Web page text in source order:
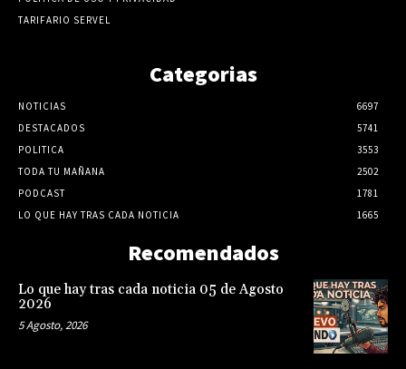
TARIFARIO SERVEL
Categorias
NOTICIAS
6697
DESTACADOS
5741
POLITICA
3553
TODA TU MAÑANA
2502
PODCAST
1781
LO QUE HAY TRAS CADA NOTICIA
1665
Recomendados
Lo que hay tras cada noticia 05 de Agosto
2026
5 Agosto, 2026